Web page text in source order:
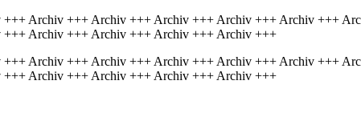
Archiv +++ Archiv +++ Archiv +++ Archiv +++ Archiv +++
Archiv +++ Archiv +++ Archiv +++ Archiv +++
Archiv +++ Archiv +++ Archiv +++ Archiv +++ Archiv +++
Archiv +++ Archiv +++ Archiv +++ Archiv +++